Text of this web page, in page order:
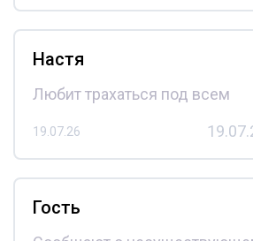
Настя
Любит трахаться под всем
19.07.26
Гость